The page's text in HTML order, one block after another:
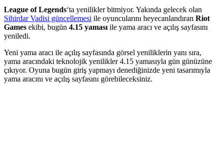
League of Legends‘ta yenilikler bitmiyor. Yakında gelecek olan
Sihirdar Vadisi güncellemesi ile oyuncularını heyecanlandıran Riot
Games ekibi, bugün 4.15 yaması ile yama aracı ve açılış sayfasını
yeniledi.
Yeni yama aracı ile açılış sayfasında görsel yeniliklerin yanı sıra,
yama aracındaki teknolojik yenilikler 4.15 yamasıyla gün günüzüne
çıkıyor. Oyuna bugün giriş yapmayı denediğinizde yeni tasarımıyla
yama aracını ve açılış sayfasını görebileceksiniz.